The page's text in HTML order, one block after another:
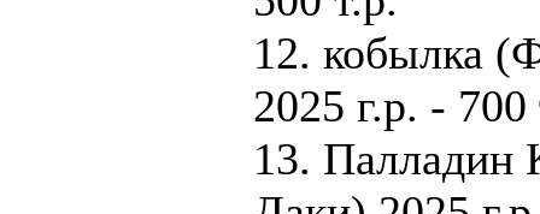
12. кобылка
2025 г.р. - 700
13. Палладин